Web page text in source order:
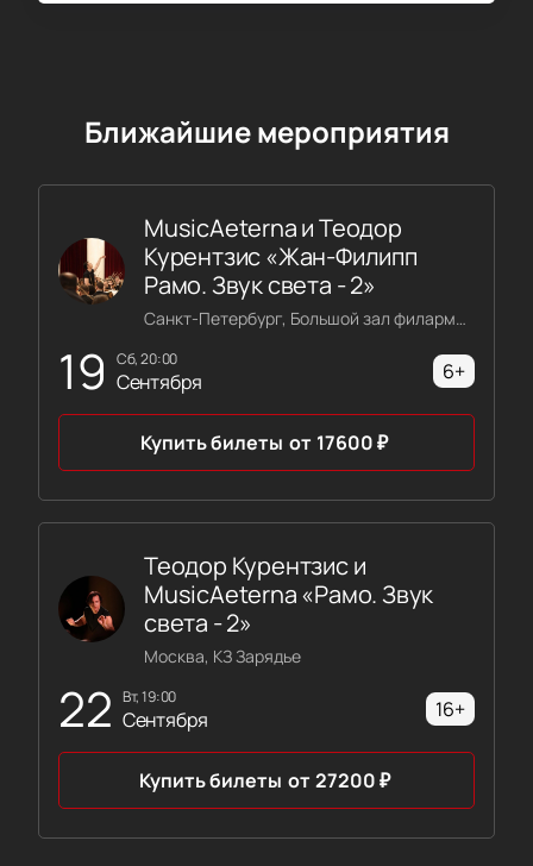
Ближайшие мероприятия
19 сб, 20:00
Сентября
MusicAeterna и Теодор
Курентзис «Жан-Филипп
Рамо. Звук света - 2»
Санкт-Петербург, Большой зал филармонии имени Шостаковича
6+
Купить билеты от 17600₽
22 вт, 19:00
Сентября
Теодор Курентзис и
MusicAeterna «Рамо. Звук
света - 2»
Москва, КЗ Зарядье
16+
Купить билеты от 27200₽